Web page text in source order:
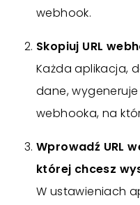
webhook.
Skopiuj URL
Każda aplikacja,
dane, wygeneruje
webhooka, na
Wprowadź URL
której chcesz
W ustawieniach